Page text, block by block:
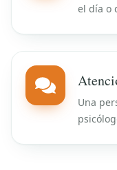
el día o
Una